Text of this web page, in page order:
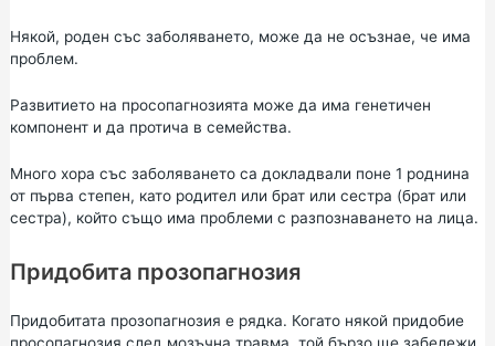
Някой, роден със заболяването, може да не осъзнае, че има
проблем.
Развитието на просопагнозията може да има генетичен
компонент и да протича в семейства.
Много хора със заболяването са докладвали поне 1 роднина
от първа степен, като родител или брат или сестра (брат или
сестра), който също има проблеми с разпознаването на лица.
Придобита прозопагнозия
Придобитата прозопагнозия е рядка. Когато някой придобие